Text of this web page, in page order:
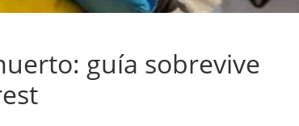
guía sobrevive